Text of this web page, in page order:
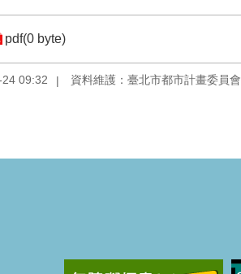
pdf(0 byte)
09:32 資料維護：臺北市都市計畫委員會